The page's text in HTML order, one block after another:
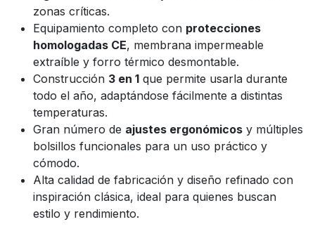
zonas críticas.
Equipamiento completo con protecciones
homologadas CE, membrana impermeable
extraíble y forro térmico desmontable.
Construcción 3 en 1 que permite usarla durante
todo el año, adaptándose fácilmente a distintas
temperaturas.
Gran número de ajustes ergonómicos y múltiples
bolsillos funcionales para un uso práctico y
cómodo.
Alta calidad de fabricación y diseño refinado con
inspiración clásica, ideal para quienes buscan
estilo y rendimiento.